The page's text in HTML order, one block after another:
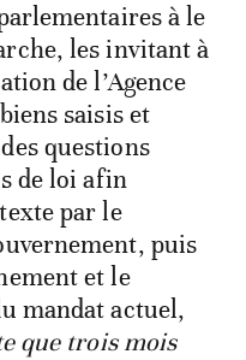
à le
les invitant à
de l’Agence
saisis et
questions
de loi afin
par le
puis
et le
mandat actuel,
que trois mois